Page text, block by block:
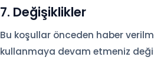
7. Değişiklikler
Bu koşullar önceden haber
kullanmaya devam etmeniz